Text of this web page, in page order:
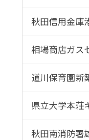
秋田信用金庫
相場商店ガス
道川保育園新
県立大学本荘
秋田南消防署